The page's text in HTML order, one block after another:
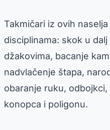
Takmičari iz ovih
disciplinama: skok u
džakovima, bacanje
nadvlačenje štapa,
obaranje ruku,
konopca i poligonu.